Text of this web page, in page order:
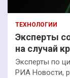
ТЕХНОЛОГИИ
Эксперты
на случай
Эксперты по
РИА Новости,